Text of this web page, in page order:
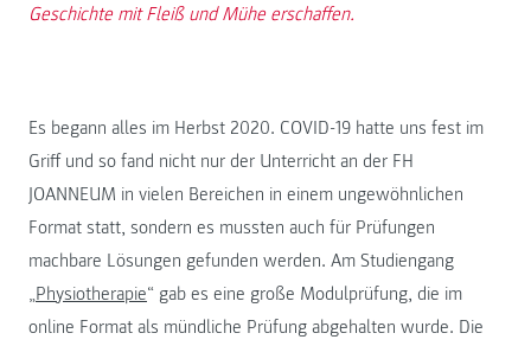
Geschichte mit Fleiß und Mühe erschaffen.
Es begann alles im Herbst 2020. COVID-19 hatte uns fest im
Griff und so fand nicht nur der Unterricht an der FH
JOANNEUM in vielen Bereichen in einem ungewöhnlichen
Format statt, sondern es mussten auch für Prüfungen
machbare Lösungen gefunden werden. Am Studiengang
„Physiotherapie“ gab es eine große Modulprüfung, die im
online Format als mündliche Prüfung abgehalten wurde. Die